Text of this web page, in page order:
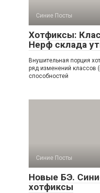
Синие Посты
Хотфиксы:
Нерф склада
Внушительная порция
ряд изменений классов
способностей
Синие Посты
Новые БЭ.
хотфиксы